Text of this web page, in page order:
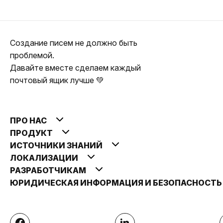
Создание писем не должно быть
проблемой.
Давайте вместе сделаем каждый
почтовый ящик лучше 💚
ПРО НАС
ПРОДУКТ
ИСТОЧНИКИ ЗНАНИЙ
ЛОКАЛИЗАЦИИ
РАЗРАБОТЧИКАМ
ЮРИДИЧЕСКАЯ ИНФОРМАЦИЯ И БЕЗОПАСНОСТЬ